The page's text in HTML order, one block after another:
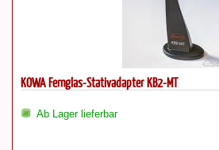
KOWA Fernglas-Stativadapter KB2-MT
Ab Lager lieferbar